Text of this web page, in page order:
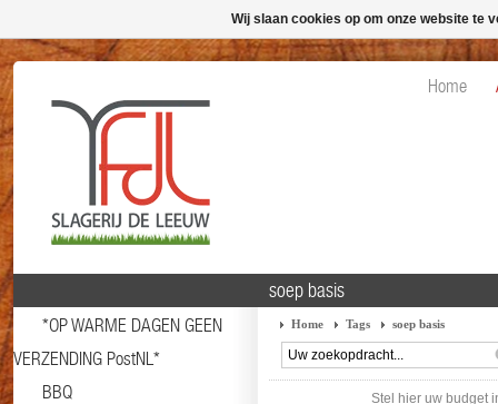
Home
*OP WARME DAGEN GEEN
VERZENDING PostNL*
BBQ
soep basis
Home Tags soep basis
Stel hier uw budget
Wij slaan cookies op om onze website te